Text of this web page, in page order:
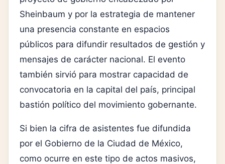
Sheinbaum y por la estrategia de mantener
una presencia constante en espacios
públicos para difundir resultados de gestión y
mensajes de carácter nacional. El evento
también sirvió para mostrar capacidad de
convocatoria en la capital del país, principal
bastión político del movimiento gobernante.
Si bien la cifra de asistentes fue difundida
por el Gobierno de la Ciudad de México,
como ocurre en este tipo de actos masivos,